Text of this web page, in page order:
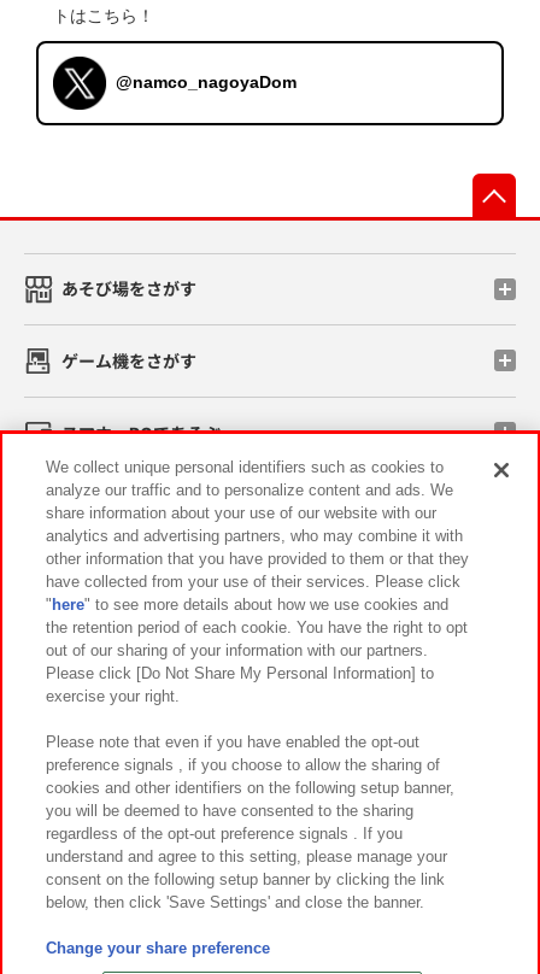
トはこちら！
@namco_nagoyaDom
あそび場をさがす
ゲーム機をさがす
スマホ・PCであそぶ
イベント・キャンペーン
関連会社 サステナビリティ サイトポリシー
プライバシーポリシー ウェブアクセシビリティ方針と検証結果
お取引先さまとともに
カスタマーハラスメント対応方針 よくあるご質問・お問い合わせ
©Bandai Namco Amusement Inc.
©Bandai Namco Amusement Lab Inc.
We collect unique personal identifiers such as cookies to
analyze our traffic and to personalize content and ads. We
share information about your use of our website with our
analytics and advertising partners, who may combine it with
other information that you have provided to them or that they
have collected from your use of their services. Please click
" here" to see more details about how we use cookies and
the retention period of each cookie. You have the right to opt
out of our sharing of your information with our partners.
Please click [Do Not Share My Personal Information] to
exercise your right.
Please note that even if you have enabled the opt-out
preference signals , if you choose to allow the sharing of
cookies and other identifiers on the following setup banner,
you will be deemed to have consented to the sharing
regardless of the opt-out preference signals . If you
understand and agree to this setting, please manage your
consent on the following setup banner by clicking the link
below, then click 'Save Settings' and close the banner.
Change your share preference